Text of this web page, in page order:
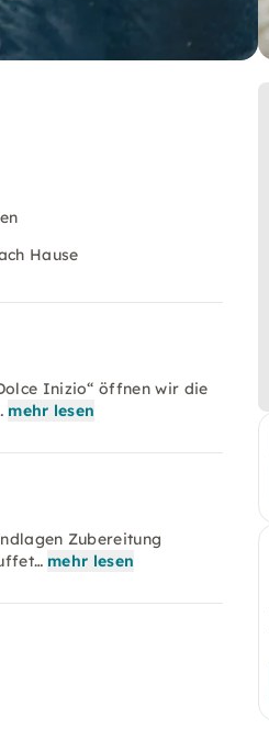
Hause
Inizio“ öffnen wir die
mehr lesen
Zubereitung
mehr lesen